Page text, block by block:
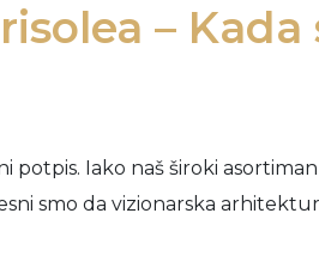
–
Iako naš široki
smo da vizionarska